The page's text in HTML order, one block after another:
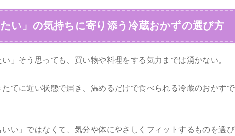
い」の気持ちに寄り添う冷蔵おかずの選び方
」そう思っても、買い物や料理をする気力までは湧かない。
てに近い状態で届き、温めるだけで食べられる冷蔵のおかずで
い」ではなくて、気分や体にやさしくフィットするものを選び